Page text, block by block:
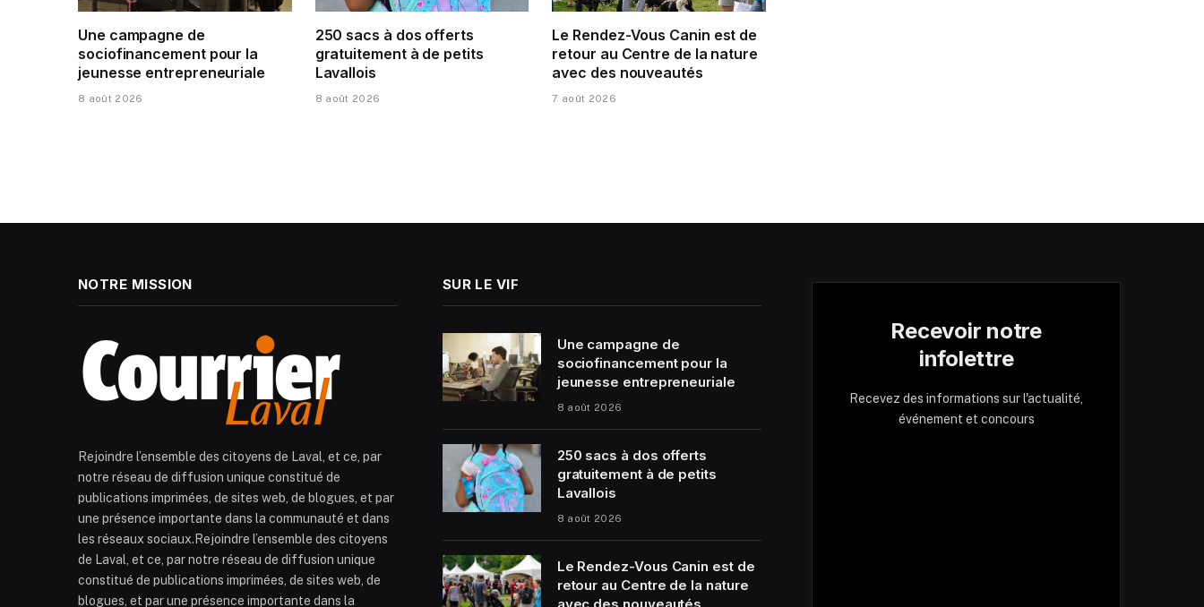
Une campagne de
sociofinancement pour la
jeunesse entrepreneuriale
8 août 2026
250 sacs à dos offerts
gratuitement à de petits
Lavallois
8 août 2026
Le Rendez-Vous Canin est de
retour au Centre de la nature
avec des nouveautés
7 août 2026
NOTRE MISSION
Rejoindre l’ensemble des citoyens de Laval, et ce, par
notre réseau de diffusion unique constitué de
publications imprimées, de sites web, de blogues, et par
une présence importante dans la communauté et dans
les réseaux sociaux.Rejoindre l’ensemble des citoyens
de Laval, et ce, par notre réseau de diffusion unique
constitué de publications imprimées, de sites web, de
blogues, et par une présence importante dans la
SUR LE VIF
Une campagne de
sociofinancement pour la
jeunesse entrepreneuriale
8 août 2026
250 sacs à dos offerts
gratuitement à de petits
Lavallois
8 août 2026
Le Rendez-Vous Canin est de
retour au Centre de la nature
Recevoir notre
infolettre
Recevez des informations sur l'actualité,
événement et concours